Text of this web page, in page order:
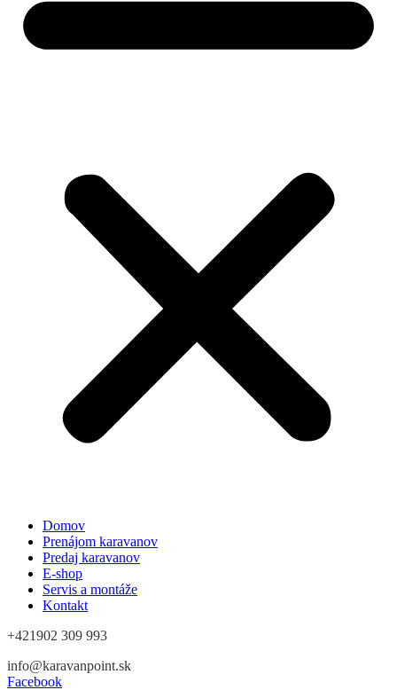
Domov
Prenájom karavanov
Predaj karavanov
E-shop
Servis a montáže
Kontakt
+421902 309 993
info@karavanpoint.sk
Facebook